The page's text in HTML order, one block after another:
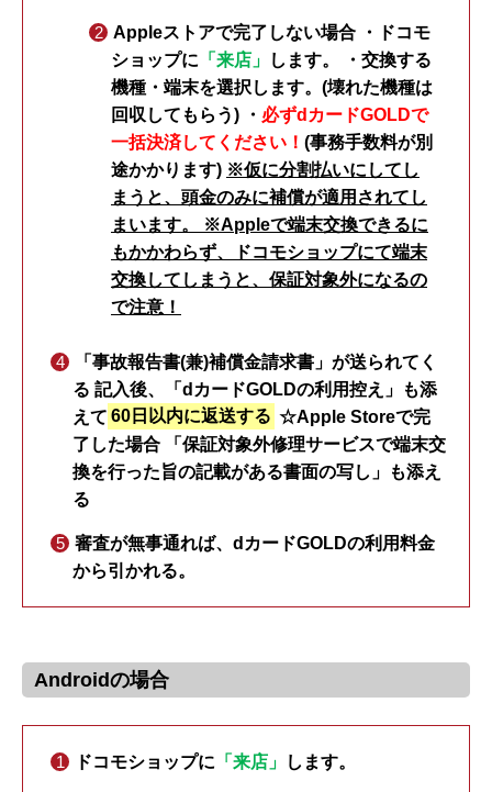
Appleストアで完了しない場合 ・ドコモ
ショップに 「来店」
します。 ・交換する
機種・端末を選択します。(壊れた機種は
回収してもらう) ・ 必ずdカードGOLDで
一括決済してください！ (事務手数料が別
途かかります) ※仮に分割払いにしてし
まうと、頭金のみに補償が適用されてし
まいます。 ※Appleで端末交換できるに
もかかわらず、ドコモショップにて端末
交換してしまうと、保証対象外になるの
で注意！
「事故報告書(兼)補償金請求書」が送られてく
る 記入後、
「dカードGOLDの利用控え」も添
えて 60日以内に返送する ☆Apple Storeで完
了した場合 「保証対象外修理サービスで端末交
換を行った旨の記載がある書面の写し」も添え
る
審査が無事通れば、dカードGOLDの利用料金
から引かれる。
Androidの場合
ドコモショップに 「来店」 します。